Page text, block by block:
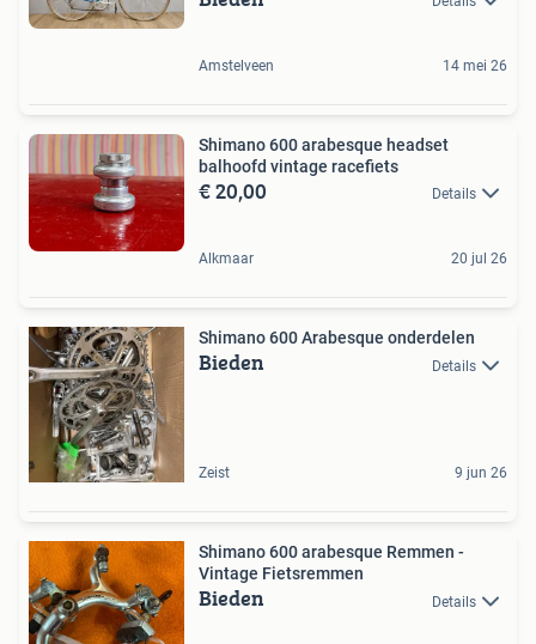
Amstelveen 14 mei 26
Shimano 600 arabesque headset
balhoofd vintage racefiets
€ 20,00 Details
Alkmaar 20 jul 26
Shimano 600 Arabesque onderdelen
Bieden Details
Zeist 9 jun 26
Shimano 600 arabesque Remmen -
Vintage Fietsremmen
Bieden Details